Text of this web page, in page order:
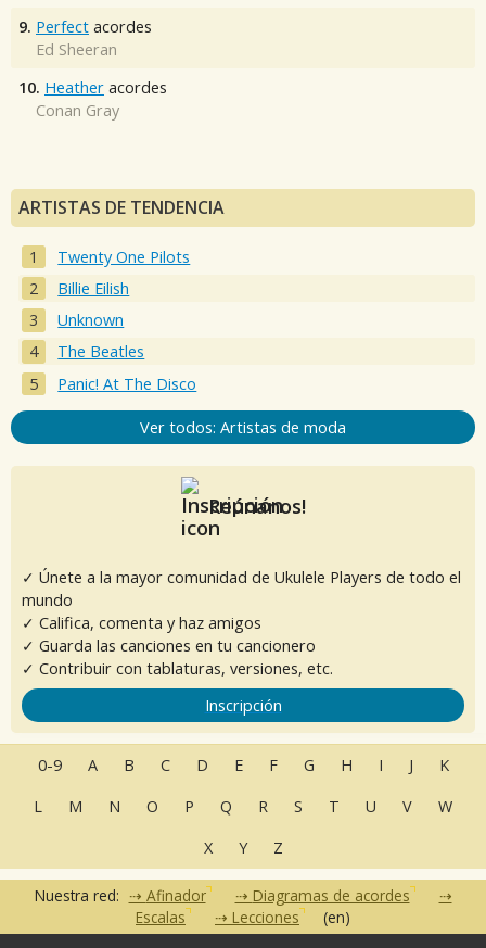
9. Perfect acordes
Ed Sheeran
10. Heather acordes
Conan Gray
ARTISTAS DE TENDENCIA
Twenty One Pilots
Billie Eilish
Unknown
The Beatles
Panic! At The Disco
Ver todos: Artistas de moda
Reúnanos!
✓ Únete a la mayor comunidad de Ukulele Players de todo el
mundo
✓ Califica, comenta y haz amigos
✓ Guarda las canciones en tu cancionero
✓ Contribuir con tablaturas, versiones, etc.
Inscripción
0-9 A B C D E F G H I J
K
L
M N O P Q R S T U V
W
X
Y Z
Nuestra red: Afinador
Diagramas de acordes
Escalas
Lecciones (en)